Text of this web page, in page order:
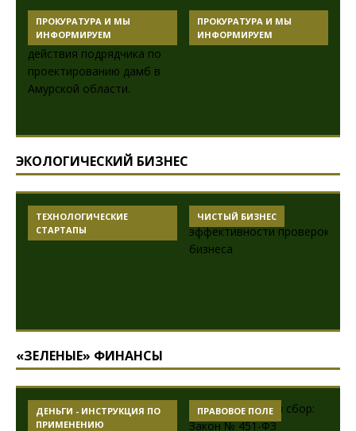
ПРОКУРАТУРА И МЫ
ИНФОРМИРУЕМ
ПРОКУРАТУРА И МЫ
ИНФОРМИРУЕМ
ЭКОЛОГИЧЕСКИЙ БИЗНЕС
ТЕХНОЛОГИЧЕСКИЕ
СТАРТАПЫ
ЧИСТЫЙ БИЗНЕС
«ЗЕЛЕНЫЕ» ФИНАНСЫ
ДЕНЬГИ - ИНСТРУКЦИЯ ПО
ПРИМЕНЕНИЮ
ПРАВОВОЕ ПОЛЕ